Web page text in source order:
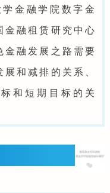
金融学院数字金
融租赁研究中心
融发展之路需要
和减排的关系、
和短期目标的关